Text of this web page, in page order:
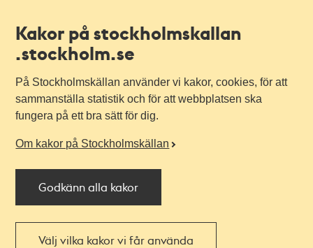
Kakor på stockholmskallan
.stockholm.se
På Stockholmskällan använder vi kakor, cookies, för att
sammanställa statistik och för att webbplatsen ska
fungera på ett bra sätt för dig.
Om kakor på Stockholmskällan
Godkänn alla kakor
Välj vilka kakor vi får använda